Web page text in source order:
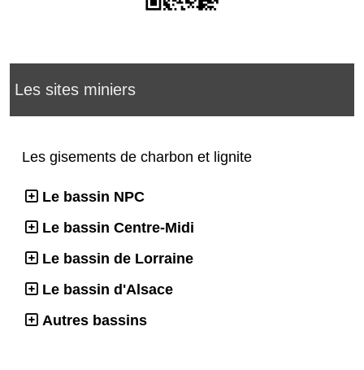
Les sites miniers
Les gisements de charbon et lignite
Le bassin NPC
Le bassin Centre-Midi
Le bassin de Lorraine
Le bassin d'Alsace
Autres bassins